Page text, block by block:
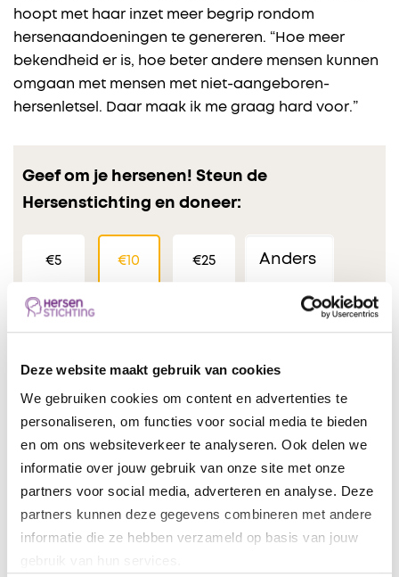
Deze website maakt gebruik van cookies
We gebruiken cookies om content en advertenties te
personaliseren, om functies voor social media te bieden
en om ons websiteverkeer te analyseren. Ook delen we
informatie over jouw gebruik van onze site met onze
partners voor social media, adverteren en analyse. Deze
partners kunnen deze gegevens combineren met andere
informatie die ze hebben verzameld op basis van jouw
gebruik van hun services.
hoopt met haar inzet meer begrip rondom
hersenaandoeningen te genereren. “Hoe meer
bekendheid er is, hoe beter andere mensen kunnen
omgaan met mensen met niet-aangeboren-
hersenletsel. Daar maak ik me graag hard voor.”
Geef om je hersenen! Steun de
Hersenstichting en doneer:
€5 €10 €25
Eenmalig
Doneer nu